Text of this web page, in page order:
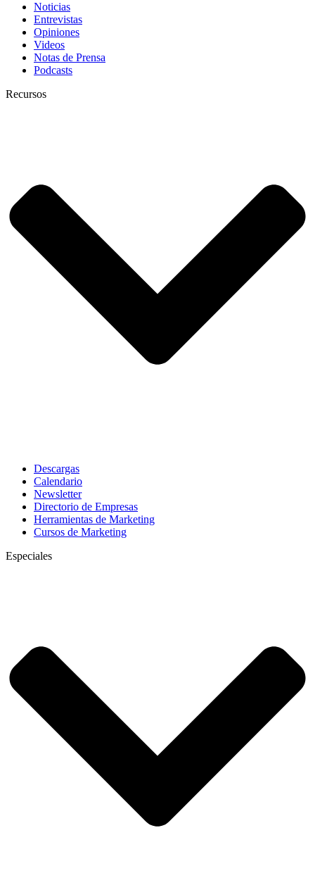
Noticias
Entrevistas
Opiniones
Videos
Notas de Prensa
Podcasts
Recursos
Descargas
Calendario
Newsletter
Directorio de Empresas
Herramientas de Marketing
Cursos de Marketing
Especiales